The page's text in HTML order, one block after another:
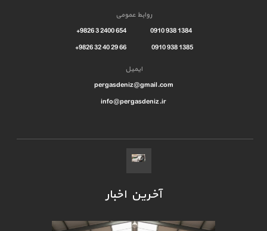
روابط عمومی
1384 938 0910 654 2400 3 9826+
1385 938 0910 66 29 40 32 9826+
ایمیل
pergasdeniz@gmail.com
info@pergasdeniz.ir
آخرین اخبار